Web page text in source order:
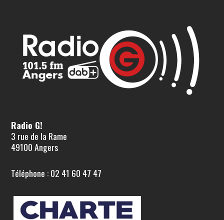
Radio G!
3 rue de la Rame
49100 Angers
Téléphone : 02 41 60 47 47